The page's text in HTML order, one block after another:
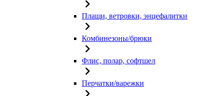
Плащи, ветровки, энцефалитки
Комбинезоны/брюки
Флис, полар, софтшел
Перчатки/варежки